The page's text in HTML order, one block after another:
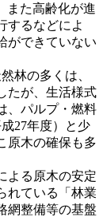
また高齢化が進
するなどによ
ができていない
林の多くは、
たが、生活様式
、パルプ・燃料
27年度）と少
原木の確保も多
よる原木の安定
れている「林業
網整備等の基盤